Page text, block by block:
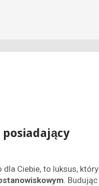
Ciebie, to luksus, który
. Budując